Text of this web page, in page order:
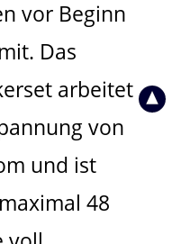
vor Beginn
Das
arbeitet
von
und ist
48